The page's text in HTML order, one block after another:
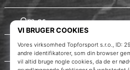
Om os
Kundeservice